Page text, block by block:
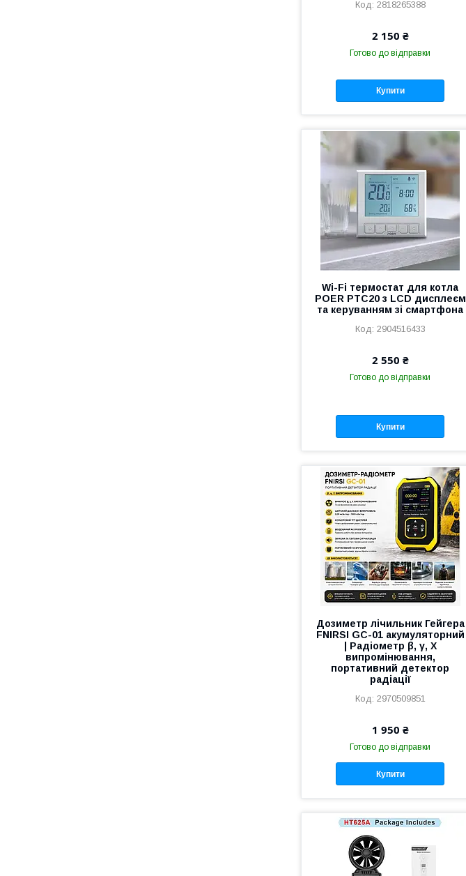
2818265388
2 150 ₴
Готово до відправки
Купити
Wi-Fi термостат для котла
POER PTC20 з LCD дисплеєм
та керуванням зі смартфона
2904516433
2 550 ₴
Готово до відправки
Купити
Дозиметр лічильник Гейгера
FNIRSI GC-01 акумуляторний
| Радіометр β, γ, X
випромінювання,
портативний детектор
радіації
2970509851
1 950 ₴
Готово до відправки
Купити